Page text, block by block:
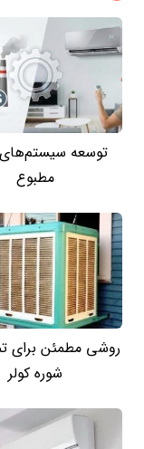
توسعه سیستم‌های
مطبوع
روشی مطمئن برای
شوره کولر